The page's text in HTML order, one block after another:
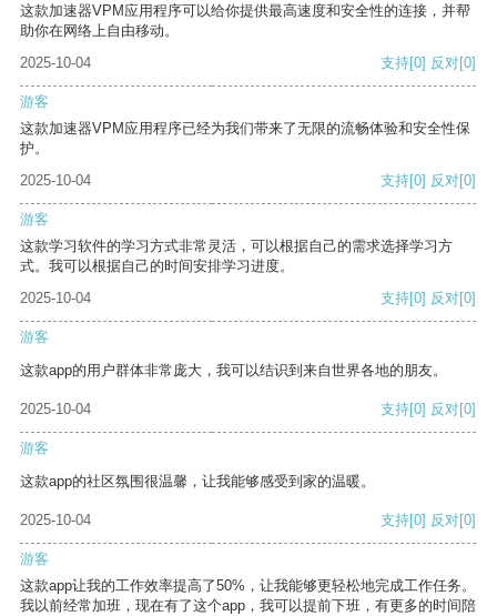
这款加速器VPM应用程序可以给你提供最高速度和安全性的连接，并帮
助你在网络上自由移动。
2025-10-04
支持[0] 反对[0]
游客
这款加速器VPM应用程序已经为我们带来了无限的流畅体验和安全性保
护。
2025-10-04
支持[0] 反对[0]
游客
这款学习软件的学习方式非常灵活，可以根据自己的需求选择学习方
式。我可以根据自己的时间安排学习进度。
2025-10-04
支持[0] 反对[0]
游客
这款app的用户群体非常庞大，我可以结识到来自世界各地的朋友。
2025-10-04 支持[0] 反对[0]
游客
这款app的社区氛围很温馨，让我能够感受到家的温暖。
2025-10-04 支持[0] 反对[0]
游客
这款app让我的工作效率提高了50%，让我能够更轻松地完成工作任务。
我以前经常加班，现在有了这个app，我可以提前下班，有更多的时间陪